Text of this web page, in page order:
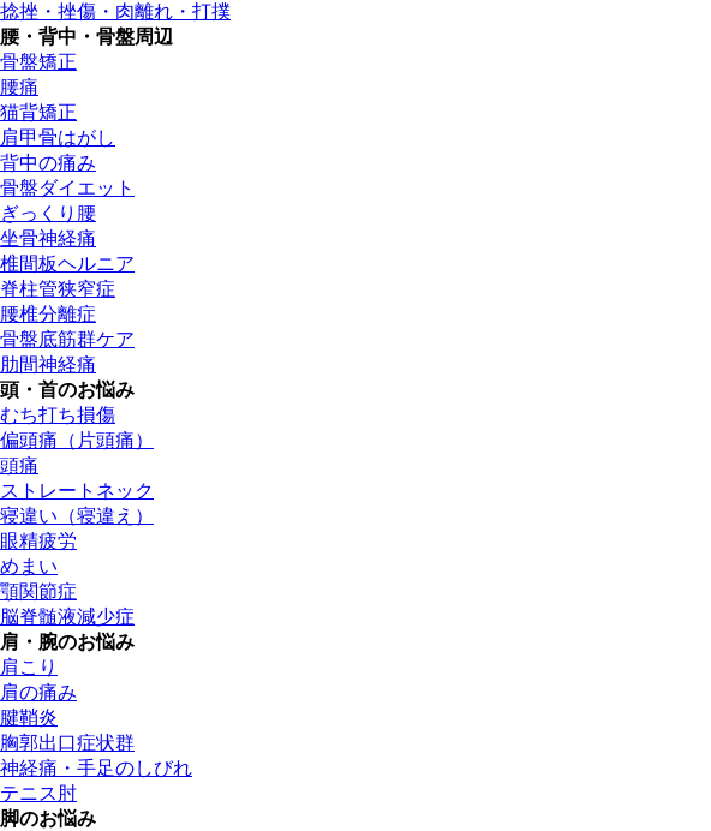
捻挫・挫傷・肉離れ・打撲
腰・背中・骨盤周辺
骨盤矯正
腰痛
猫背矯正
肩甲骨はがし
背中の痛み
骨盤ダイエット
ぎっくり腰
坐骨神経痛
椎間板ヘルニア
脊柱管狭窄症
腰椎分離症
骨盤底筋群ケア
肋間神経痛
頭・首のお悩み
むち打ち損傷
偏頭痛（片頭痛）
頭痛
ストレートネック
寝違い（寝違え）
眼精疲労
めまい
顎関節症
脳脊髄液減少症
肩・腕のお悩み
肩こり
肩の痛み
腱鞘炎
胸郭出口症状群
神経痛・手足のしびれ
テニス肘
脚のお悩み